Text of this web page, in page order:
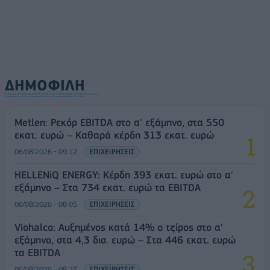
ΔΗΜΟΦΙΛΗ
Metlen: Ρεκόρ EBITDA στο α' εξάμηνο, στα 550
εκατ. ευρώ – Καθαρά κέρδη 313 εκατ. ευρώ
06/08/2026 - 09:12 ΕΠΙΧΕΙΡΗΣΕΙΣ
HELLENiQ ENERGY: Κέρδη 393 εκατ. ευρώ στο α'
εξάμηνο – Στα 734 εκατ. ευρώ τα EBITDA
06/08/2026 - 08:05 ΕΠΙΧΕΙΡΗΣΕΙΣ
Viohalco: Αυξημένος κατά 14% ο τζίρος στο α'
εξάμηνο, στα 4,3 δισ. ευρώ – Στα 446 εκατ. ευρώ
τα EBITDA